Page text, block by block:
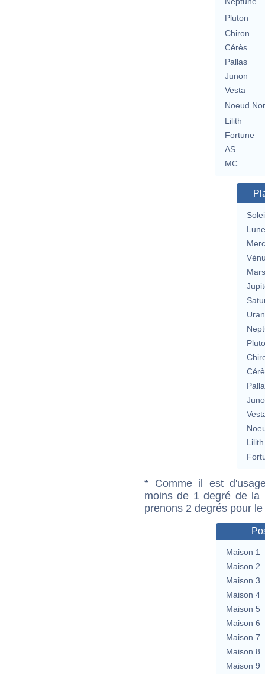
Pluton
Chiron
Cérès
Pallas
Junon
Vesta
Noeud
Lilith
Fortune
AS
MC
Lune
Mars
Lilith
* Comme il est
moins de 1 degré de la
prenons 2 degrés pour
Maison 1
Maison 2
Maison 3
Maison 4
Maison 5
Maison 6
Maison 7
Maison 8
Maison 9